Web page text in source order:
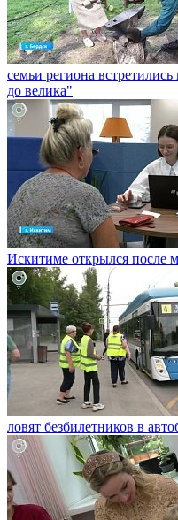
семьи региона
до велика"
Искитиме открылся после
ловят безбилетников в